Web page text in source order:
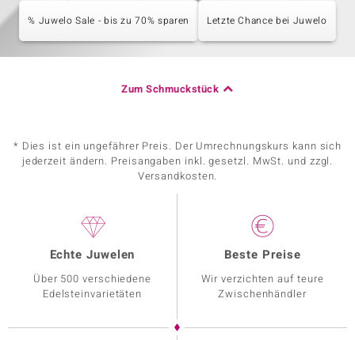
% Juwelo Sale - bis zu 70% sparen Letzte Chance bei Juwelo
Zum Schmuckstück
* Dies ist ein ungefährer Preis. Der Umrechnungskurs kann sich
jederzeit ändern. Preisangaben inkl. gesetzl. MwSt. und zzgl.
Versandkosten.
Echte Juwelen
Über 500 verschiedene
Edelsteinvarietäten
Beste Preise
Wir verzichten auf teure
Zwischenhändler